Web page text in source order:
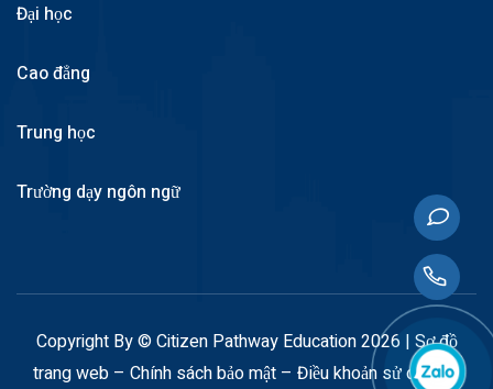
Đại học
Cao đẳng
Trung học
Trường dạy ngôn ngữ
Copyright By © Citizen Pathway Education 2026 | Sơ đồ
trang web – Chính sách bảo mật – Điều khoản sử dụng–